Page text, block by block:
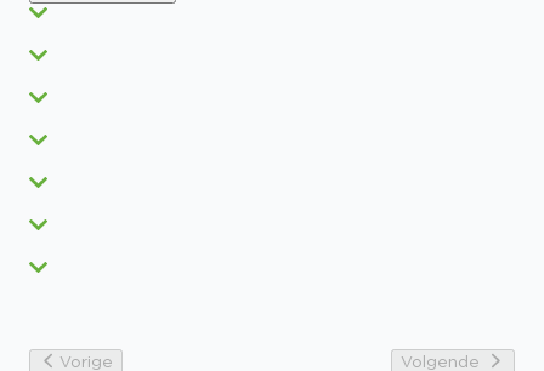
Vorige Volgende